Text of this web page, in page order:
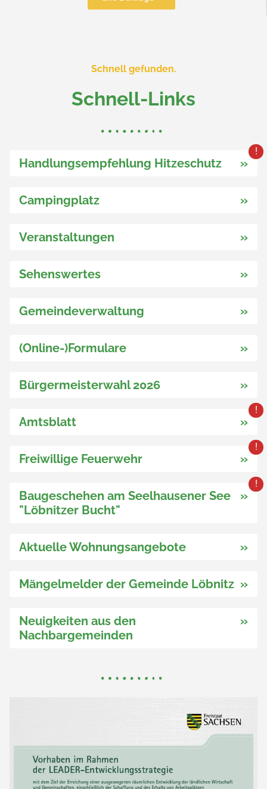
Schnell gefunden.
Schnell-Links
Handlungsempfehlung Hitzeschutz »
Campingplatz »
Veranstaltungen »
Sehenswertes »
Gemeindeverwaltung »
(Online-)Formulare »
Bürgermeisterwahl 2026 »
Amtsblatt »
Freiwillige Feuerwehr »
Baugeschehen am Seelhausener See
"Löbnitzer Bucht"
»
Aktuelle Wohnungsangebote »
Mängelmelder der Gemeinde Löbnitz »
Neuigkeiten aus den
Nachbargemeinden
»